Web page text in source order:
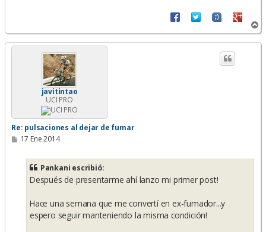
r
r
javitintao
UCI PRO
Re: pulsaciones al dejar de fumar
M17 Ene 2014
Pankani escribió:
Después de presentarme ahí lanzo mi primer post!
Hace una semana que me convertí en ex-fumador...y
espero seguir manteniendo la misma condición!